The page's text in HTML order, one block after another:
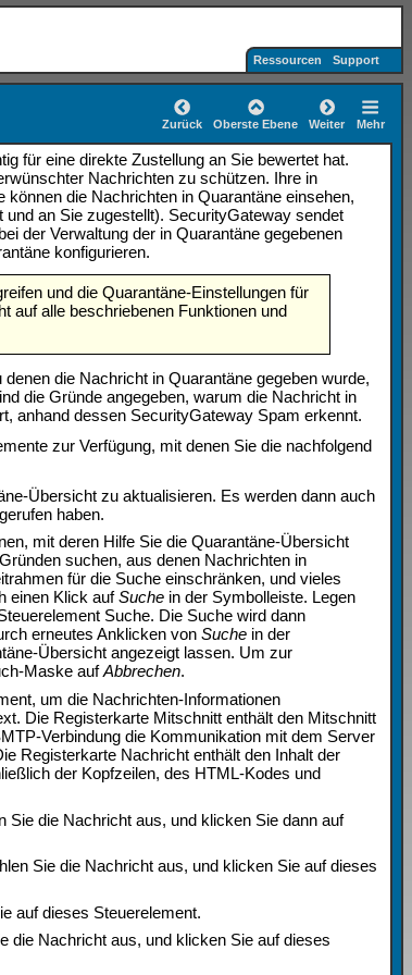
Ressourcen Support
Zurück Oberste Ebene Weiter Mehr
für eine direkte Zustellung an Sie bewertet hat.
Nachrichten zu schützen. Ihre in
die Nachrichten in Quarantäne einsehen,
an Sie zugestellt). SecurityGateway sendet
der Verwaltung der in Quarantäne gegebenen
konfigurieren.
und die Quarantäne-Einstellungen für
auf alle beschriebenen Funktionen und
die Nachricht in Quarantäne gegeben wurde,
die Gründe angegeben, warum die Nachricht in
anhand dessen SecurityGateway Spam erkennt.
zur Verfügung, mit denen Sie die nachfolgend
Übersicht zu aktualisieren. Es werden dann auch
haben.
mit deren Hilfe Sie die Quarantäne-Übersicht
suchen, aus denen Nachrichten in
für die Suche einschränken, und vieles
einen Klick aufSuche in der Symbolleiste. Legen
Suche. Die Suche wird dann
erneutes Anklicken vonSuche in der
Übersicht angezeigt lassen. Um zur
Maske aufAbbrechen.
um die Nachrichten-Informationen
Die Registerkarte Mitschnitt enthält den Mitschnitt
Verbindung die Kommunikation mit dem Server
Registerkarte Nachricht enthält den Inhalt der
der Kopfzeilen, des HTML-Kodes und
die Nachricht aus, und klicken Sie dann auf
Sie die Nachricht aus, und klicken Sie auf dieses
auf dieses Steuerelement.
die Nachricht aus, und klicken Sie auf dieses